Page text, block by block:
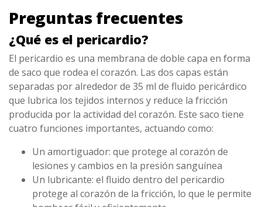
Preguntas frecuentes
¿Qué es el pericardio?
El pericardio es una membrana de doble capa en forma
de saco que rodea el corazón. Las dos capas están
separadas por alrededor de 35 ml de fluido pericárdico
que lubrica los tejidos internos y reduce la fricción
producida por la actividad del corazón. Este saco tiene
cuatro funciones importantes, actuando como:
Un amortiguador: que protege al corazón de
lesiones y cambios en la presión sanguínea
Un lubricante: el fluido dentro del pericardio
protege al corazón de la fricción, lo que le permite